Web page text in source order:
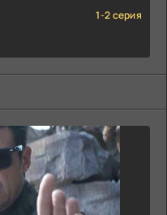
1-2 серия